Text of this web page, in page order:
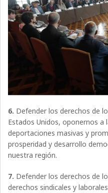
6. Defender los derechos de
Estados Unidos, oponernos a
deportaciones masivas y
prosperidad y desarrollo
nuestra región.
7. Defender los derechos de
derechos sindicales y